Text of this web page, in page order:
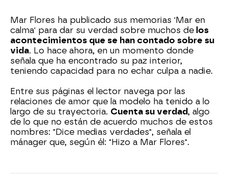
Mar Flores ha publicado sus memorias 'Mar en
calma' para dar su verdad sobre muchos de los
acontecimientos que se han contado sobre su
vida. Lo hace ahora, en un momento donde
señala que ha encontrado su paz interior,
teniendo capacidad para no echar culpa a nadie.
Entre sus páginas el lector navega por las
relaciones de amor que la modelo ha tenido a lo
largo de su trayectoria. Cuenta su verdad, algo
de lo que no están de acuerdo muchos de estos
nombres: "Dice medias verdades", señala el
mánager que, según él: "Hizo a Mar Flores".